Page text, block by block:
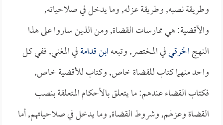
وطريقة نصبه, وطريقة عزله, وما يدخل في صلاحياته,
والأقضية: هي ممارسات القضاة, ومن الذين ساروا على هذا
النهجالخرقيفي المختصر, وتبعهابن قدامةفي المغني, ففي كل
واحد منهما كتاب للقضاة خاص, وكتاب للأقضية خاص,
فكتاب القضاء عندهم: ما يتعلق بالأحكام المتعلقة بنصب
القضاة وعزلهم, وشروط القضاة, وما يدخل في صلاحياتهم, أما